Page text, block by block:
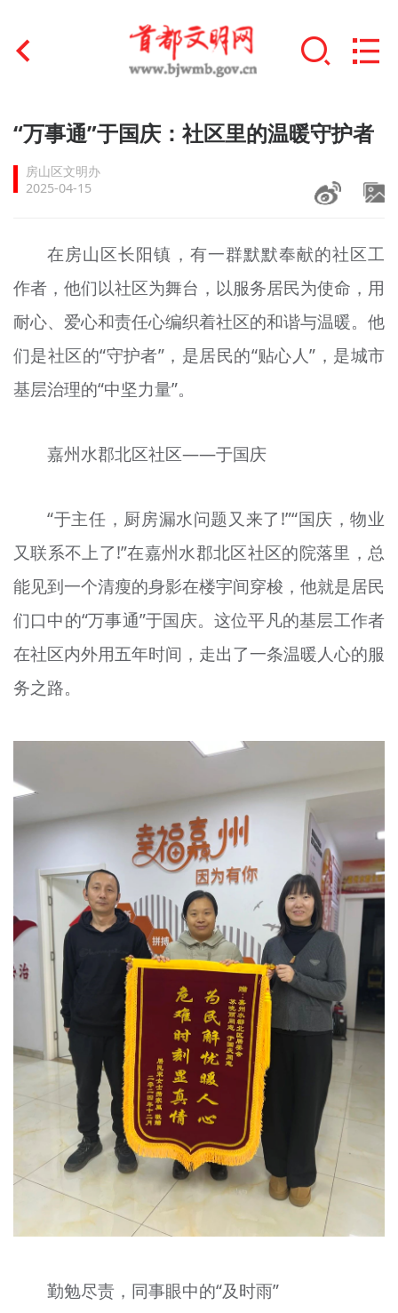
首页
文明创建
文明培育
+
未成年人思想道德建设
榜样人物
+
身边好人
北京宣传文化引导基金
专题
资料库
+
“万事通”于国庆：社区里的温暖守护者
房山区文明办
2025-04-15
在房山区长阳镇，有一群默默奉献的社区工
作者，他们以社区为舞台，以服务居民为使命，用
耐心、爱心和责任心编织着社区的和谐与温暖。他
们是社区的“守护者”，是居民的“贴心人”，是城市
基层治理的“中坚力量”。
嘉州水郡北区社区——于国庆
“于主任，厨房漏水问题又来了!”“国庆，物业
又联系不上了!”在嘉州水郡北区社区的院落里，总
能见到一个清瘦的身影在楼宇间穿梭，他就是居民
们口中的“万事通”于国庆。这位平凡的基层工作者
在社区内外用五年时间，走出了一条温暖人心的服
务之路。
勤勉尽责，同事眼中的“及时雨”